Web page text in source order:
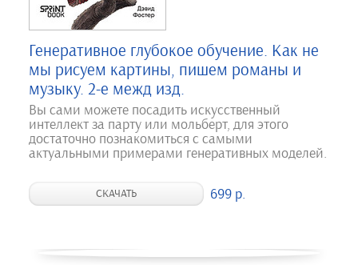
Генеративное глубокое обучение. Как не
мы рисуем картины, пишем романы и
музыку. 2-е межд изд.
Вы сами можете посадить искусственный
интеллект за парту или мольберт, для этого
достаточно познакомиться с самыми
актуальными примерами генеративных моделей.
СКАЧАТЬ 699 р.